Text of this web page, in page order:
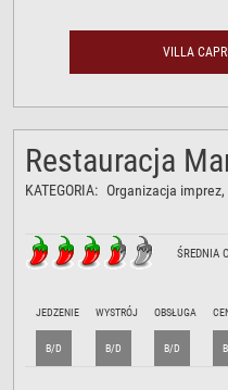
VILLA
Restauracja
KATEGORIA: Organizacja imprez
ŚREDNIA
JEDZENIE
B/D
WYSTRÓJ
B/D
OBSŁUGA
B/D